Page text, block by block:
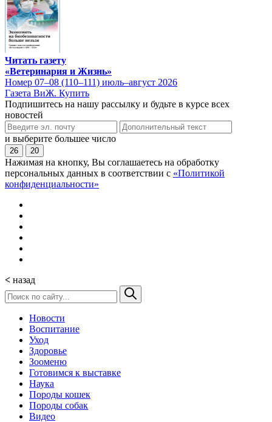
Читать газету
«Ветеринария и Жизнь»
Номер 07–08 (110–111) июль–август 2026
Газета ВиЖ. Купить
Подпишитесь на нашу рассылку и будьте в курсе всех
новостей
и выберите большее число
26 20
Нажимая на кнопку, Вы соглашаетесь на обработку
персональных данных в соответствии с «Политикой
конфиденциальности»
< назад
Новости
Воспитание
Уход
Здоровье
Зооменю
Готовимся к выставке
Наука
Породы кошек
Породы собак
Видео